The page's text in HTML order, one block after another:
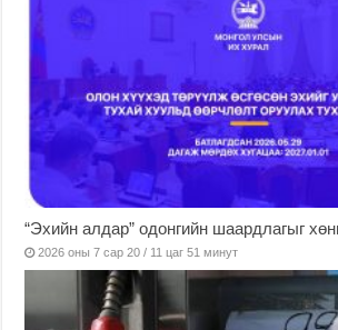
“Эхийн алдар” одонгийн шаардлагыг
2026 оны 7 сар 20 / 11 цаг 51 минут